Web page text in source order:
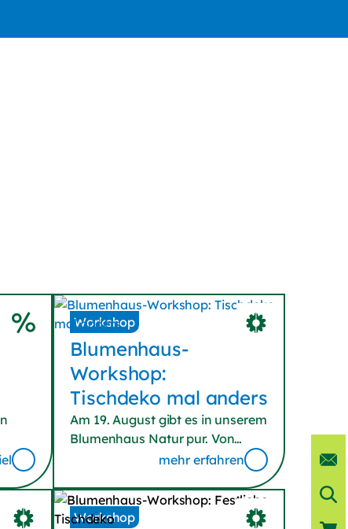
bis
Workshop
Blumenhaus-
Workshop:
Tischdeko mal anders
Am 19. August gibt es in unserem
Blumenhaus Natur pur. Von
15.00 – 16.30 Uhr gestalten wir
besondere Tischdeko, mit der Sie
sich die Natur nach Hause holen
können.
mehr erfahren
Workshop